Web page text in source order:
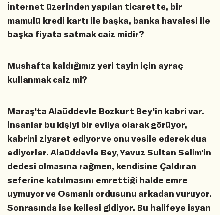
İnternet üzerinden yapılan ticarette, bir
mamulü kredi kartı ile başka, banka havalesi ile
başka fiyata satmak caiz midir?
Mushafta kaldığımız yeri tayin için ayraç
kullanmak caiz mi?
Maraş'ta Alaüddevle Bozkurt Bey'in kabri var.
İnsanlar bu kişiyi bir evliya olarak görüyor,
kabrini ziyaret ediyor ve onu vesile ederek dua
ediyorlar. Alaüddevle Bey, Yavuz Sultan Selim'in
dedesi olmasına rağmen, kendisine Çaldıran
seferine katılmasını emrettiği halde emre
uymuyor ve Osmanlı ordusunu arkadan vuruyor.
Sonrasında ise kellesi gidiyor. Bu halifeye isyan